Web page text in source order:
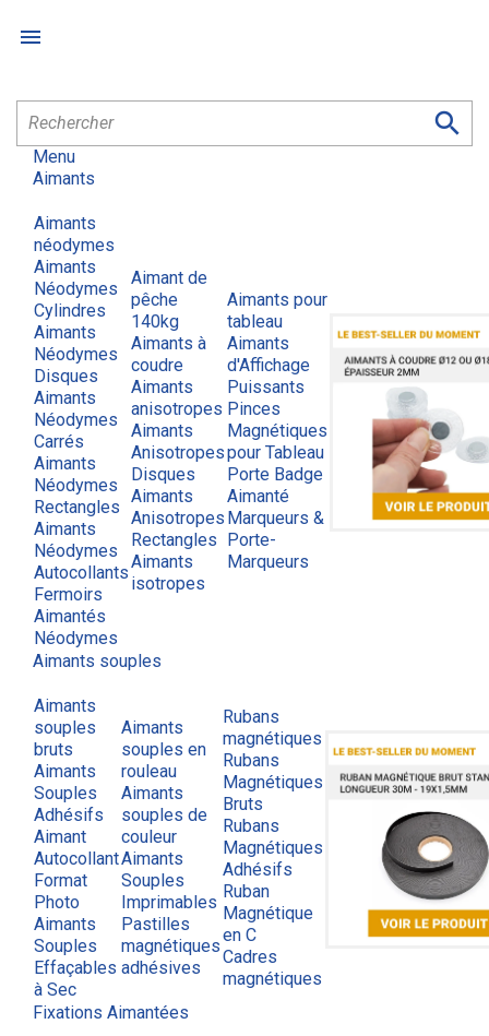


Menu
Aimants
Aimants
néodymes
Aimants
Néodymes
Cylindres
Aimants
Néodymes
Disques
Aimants
Néodymes
Carrés
Aimants
Néodymes
Rectangles
Aimants
Néodymes
Autocollants
Fermoirs
Aimantés
Néodymes
Aimant de
pêche
140kg
Aimants à
coudre
Aimants
anisotropes
Aimants
Anisotropes
Disques
Aimants
Anisotropes
Rectangles
Aimants
isotropes
Aimants pour
tableau
Aimants
d'Affichage
Puissants
Pinces
Magnétiques
pour Tableau
Porte Badge
Aimanté
Marqueurs &
Porte-
Marqueurs
Aimants souples
Aimants
souples
bruts
Aimants
Souples
Adhésifs
Aimant
Autocollant
Format
Photo
Aimants
Souples
Effaçables
à Sec
Aimants
souples en
rouleau
Aimants
souples de
couleur
Aimants
Souples
Imprimables
Pastilles
magnétiques
adhésives
Rubans
magnétiques
Rubans
Magnétiques
Bruts
Rubans
Magnétiques
Adhésifs
Ruban
Magnétique
en C
Cadres
magnétiques
Fixations Aimantées